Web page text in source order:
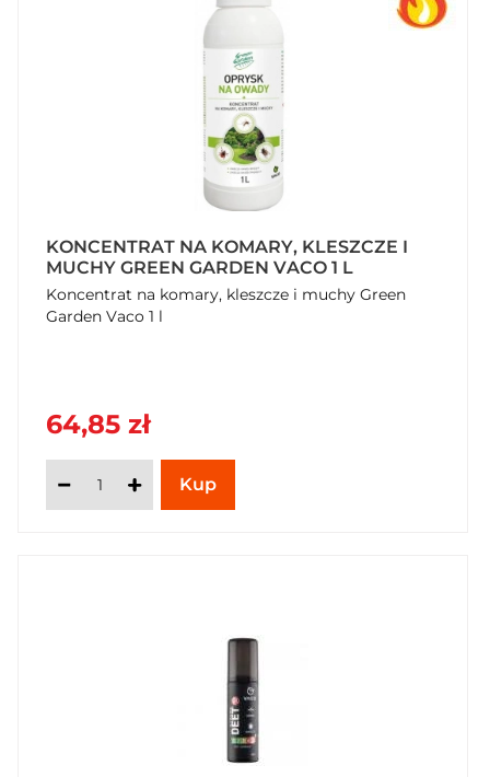
KONCENTRAT NA KOMARY, KLESZCZE I
MUCHY GREEN GARDEN VACO 1 L
Koncentrat na komary, kleszcze i muchy Green
Garden Vaco 1 l
64,85 zł